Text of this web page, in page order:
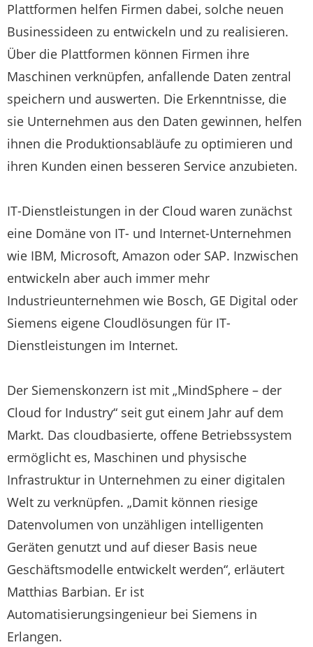
Plattformen helfen Firmen dabei, solche neuen
Businessideen zu entwickeln und zu realisieren.
Über die Plattformen können Firmen ihre
Maschinen verknüpfen, anfallende Daten zentral
speichern und auswerten. Die Erkenntnisse, die
sie Unternehmen aus den Daten gewinnen, helfen
ihnen die Produktionsabläufe zu optimieren und
ihren Kunden einen besseren Service anzubieten.
IT-Dienstleistungen in der Cloud waren zunächst
eine Domäne von IT- und Internet-Unternehmen
wie IBM, Microsoft, Amazon oder SAP. Inzwischen
entwickeln aber auch immer mehr
Industrieunternehmen wie Bosch, GE Digital oder
Siemens eigene Cloudlösungen für IT-
Dienstleistungen im Internet.
Der Siemenskonzern ist mit „MindSphere – der
Cloud for Industry“ seit gut einem Jahr auf dem
Markt. Das cloudbasierte, offene Betriebssystem
ermöglicht es, Maschinen und physische
Infrastruktur in Unternehmen zu einer digitalen
Welt zu verknüpfen. „Damit können riesige
Datenvolumen von unzähligen intelligenten
Geräten genutzt und auf dieser Basis neue
Geschäftsmodelle entwickelt werden“, erläutert
Matthias Barbian. Er ist
Automatisierungsingenieur bei Siemens in
Erlangen.